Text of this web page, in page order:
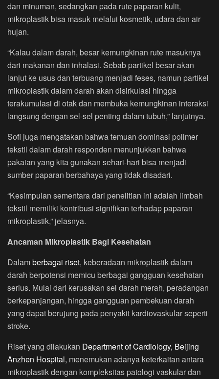
dan minuman, sedangkan pada rute paparan kulit,
mikroplastik bisa masuk melalui kosmetik, udara dan air
hujan.
“Kalau dalam darah, besar kemungkinan rute masuknya
dari makanan dan inhalasi. Sebab partikel besar akan
lanjut ke usus dan terbuang menjadi feses, namun partikel
mikroplastik dalam darah akan disirkulasi hingga
terakumulasi di otak dan membuka kemungkinan interaksi
langsung dengan sel-sel penting dalam tubuh,” lanjutnya.
Sofi juga mengatakan bahwa temuan dominasi polimer
tekstil dalam darah responden menunjukkan bahwa
pakaian yang kita gunakan sehari-hari bisa menjadi
sumber paparan berbahaya yang tidak disadari.
“Kesimpulan sementara dari penelitian ini adalah limbah
tekstil memiliki kontribusi signifikan terhadap paparan
mikroplastik,” jelasnya.
Ancaman Mikroplastik Bagi Kesehatan
Dalamberbagai riset, keberadaan mikroplastik dalam
darah berpotensi memicu berbagai gangguan kesehatan
serius. Mulai dari kerusakan sel darah merah, peradangan
berkepanjangan, hingga gangguan pembekuan darah
yang dapat berujung pada penyakit kardiovaskular seperti
stroke.
Riset yang dilakukan Department of Cardiology, Beijing
Anzhen Hospital, menemukan adanya keterkaitan antara
mikroplastik dengan kompleksitas patologi vaskular dan